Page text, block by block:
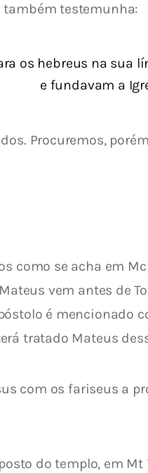
testemunha:
os hebreus na sua
e fundavam a
Procuremos,
como se acha em Mc
vem antes de
é mencionado
tratado Mateus
com os fariseus a
do templo, em